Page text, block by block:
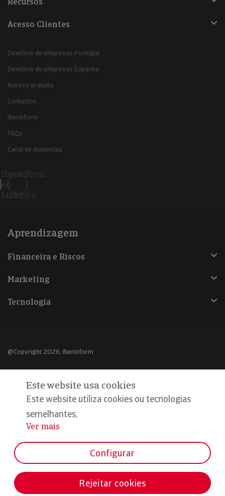
Acesso Clientes
Diretório de empresas Portugal
Diretório de empresas Espanha
Acesso gratuito
Contactos
Iberinform
FAQs
Canal de denúncias
Iberinform
en
Linkedin
Aprendizagem
Financeira e Riscos
Marketing
Tecnologia
@Copyright 2026, Iberinform
Declaração de privacidade
Compromisso qualidade e segurança
Este website usa cookies
Este website utiliza cookies ou tecnologias
semelhantes,
...
Ver mais
Configurar
Rejeitar cookies